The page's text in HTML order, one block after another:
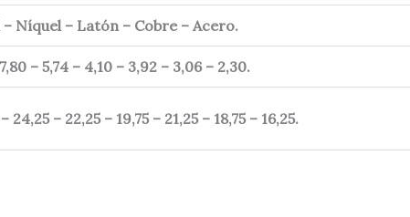
Níquel – Latón – Cobre – Acero.
– 5,74 – 4,10 – 3,92 – 3,06 – 2,30.
24,25 – 22,25 – 19,75 – 21,25 – 18,75 – 16,25.